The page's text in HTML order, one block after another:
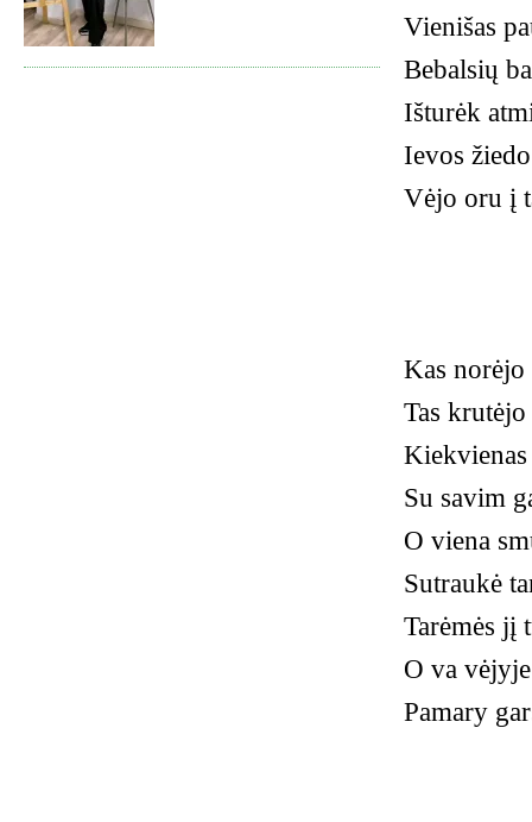
Vienišas
Bebalsių
Išturėk
Ievos
Vėjo oru į
Kas norėjo
Tas
Kiekvienas
Su savim
O viena
Sutraukė
Tarėmės jį
O va
Pamary